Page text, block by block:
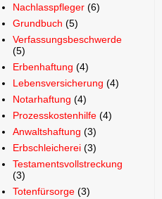
Nachlasspfleger (6)
Grundbuch (5)
Verfassungsbeschwerde
(5)
Erbenhaftung (4)
Lebensversicherung (4)
Notarhaftung (4)
Prozesskostenhilfe (4)
Anwaltshaftung (3)
Erbschleicherei (3)
Testamentsvollstreckung
(3)
Totenfürsorge (3)